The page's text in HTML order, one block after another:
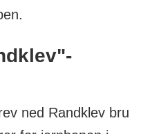
ned Randklev bru